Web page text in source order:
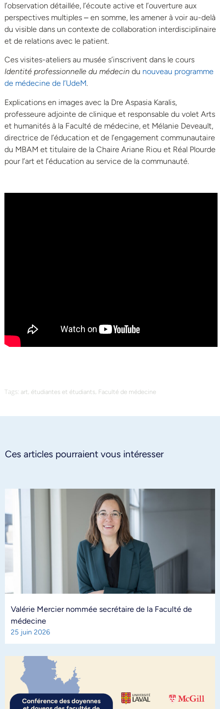
l’observation détaillée, l’écoute active et l’ouverture aux
perspectives multiples ‒ en somme, les amener à voir au-delà
du visible dans un contexte de collaboration interdisciplinaire
et de relations avec le patient.
Ces visites-ateliers au musée s’inscrivent dans le cours
Identité professionnelle du médecin du nouveau programme
de médecine de l’UdeM.
Explications en images avec la Dre Aspasia Karalis,
professeure adjointe de clinique et responsable du volet Arts
et humanités à la Faculté de médecine, et Mélanie Deveault,
directrice de l’éducation et de l’engagement communautaire
du MBAM et titulaire de la Chaire Ariane Riou et Réal Plourde
pour l’art et l’éducation au service de la communauté.
Tags: art , étudiantes et étudiants, Faculté de médecine
Ces articles pourraient vous intéresser
Valérie Mercier nommée secrétaire de la Faculté de
médecine
25 juin 2026